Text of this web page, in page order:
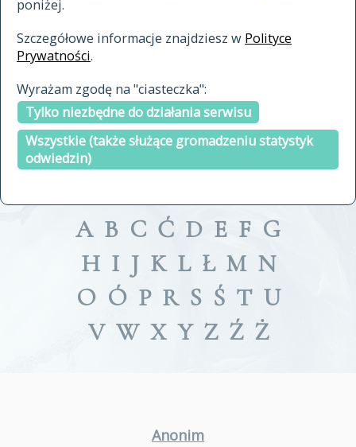
poniżej.
Szczegółowe informacje znajdziesz w Polityce
Prywatności.
Wyrażam zgodę na "ciasteczka":
Tylko niezbędne do działania serwisu
Wszystkie (także służące gromadzeniu statystyk
odwiedzin)
indeksie
a fronte
a tergo
A B C Ć D E F G
H I J K L Ł M N
O Ó P R S Ś T U
V W X Y Z Ź Ż
Anonim